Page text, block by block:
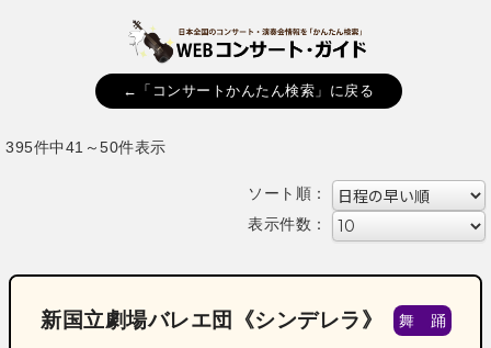
←「コンサートかんたん検索」に戻る
395件中41～50件表示
ソート順：
表示件数：
新国立劇場バレエ団《シンデレラ》 舞 踊